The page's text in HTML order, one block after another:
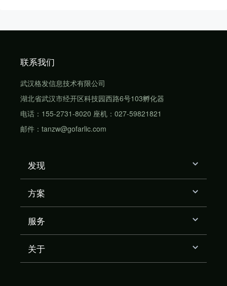
联系我们
武汉格发信息技术有限公司
湖北省武汉市经开区科技园西路6号103孵化器
电话：155-2731-8020 座机：027-59821821
邮件：tanzw@gofarlic.com
发现
方案
服务
关于